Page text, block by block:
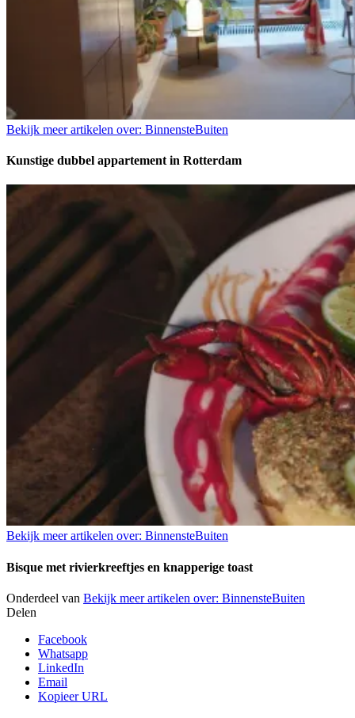
Bekijk meer artikelen over: BinnensteBuiten
Kunstige dubbel appartement in Rotterdam
Bekijk meer artikelen over: BinnensteBuiten
Bisque met rivierkreeftjes en knapperige toast
Onderdeel van Bekijk meer artikelen over: BinnensteBuiten
Delen
Facebook
Whatsapp
LinkedIn
Email
Kopieer URL